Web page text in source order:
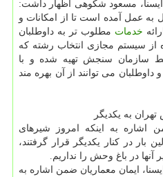
مسعود شكوهی اظهار داشت:
عمل آمده است تا از امكانات و
خدمات مطلوب تر به داوطلبان
از سیستم مجازی انتخاب رشته كه
سازمان سنجش تهیه شده و با
داوطلبان می توانند از آن بهره مند
به یكدیگر
به اینكه امروز شیرهای
بار در كنار یكدیگر قرار گرفتند،
در باغ وحش را نداریم.
ایمان معماریان ضمن اشاره به